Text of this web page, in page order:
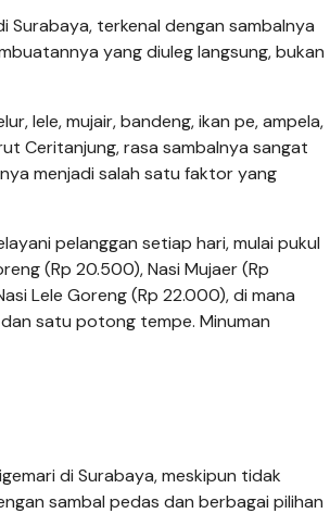
Surabaya, terkenal dengan sambalnya
yang diuleg langsung, bukan
lele, mujair, bandeng, ikan pe, ampela,
Ceritanjung, rasa sambalnya sangat
menjadi salah satu faktor yang
pelanggan setiap hari, mulai pukul
(Rp 20.500), Nasi Mujaer (Rp
Lele Goreng (Rp 22.000), di mana
satu potong tempe. Minuman
di Surabaya, meskipun tidak
sambal pedas dan berbagai pilihan